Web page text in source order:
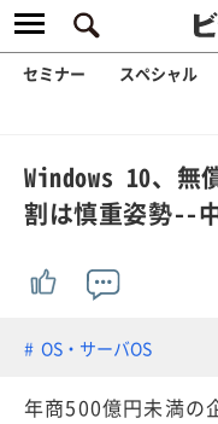
セミナー スペシャル
Windows 10、
割は慎重姿勢--
OS・サーバOS
年商500億円未満の